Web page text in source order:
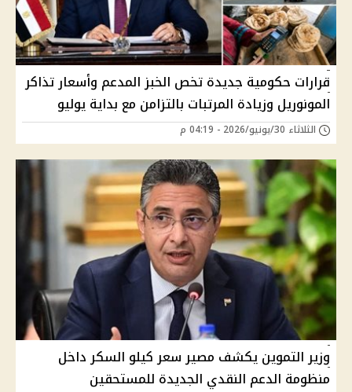
قرارات حكومية جديدة تخص الخبز المدعم وأسعار تذاكر
المونوريل وزيادة المرتبات بالتزامن مع بداية يوليو
الثلاثاء 30/يونيو/2026 - 04:19 م
وزير التموين يكشف مصير سعر كيلو السكر داخل
منظومة الدعم النقدي الجديدة للمستحقين